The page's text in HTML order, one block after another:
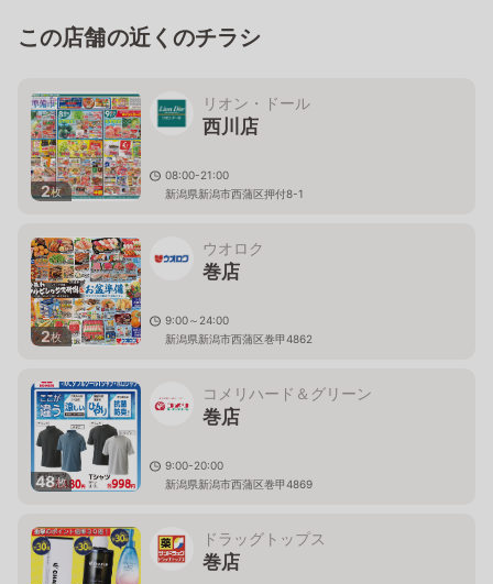
この店舗の近くのチラシ
2枚
リオン・ドール
西川店
08:00-21:00
新潟県新潟市西蒲区押付8-1
2枚
ウオロク
巻店
9:00～24:00
新潟県新潟市西蒲区巻甲4862
48枚
コメリハード＆グリーン
巻店
9:00-20:00
新潟県新潟市西蒲区巻甲4869
ドラッグトップス
巻店